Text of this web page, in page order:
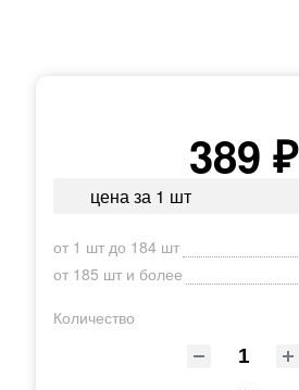
389 ₽
цена за 1 шт
от 1 шт до 184 шт
от 185 шт и более
Количество